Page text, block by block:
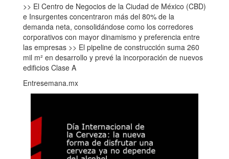
>> El Centro de Negocios de la Ciudad de México (CBD)
e Insurgentes concentraron más del 80% de la
demanda neta, consolidándose como los corredores
corporativos con mayor dinamismo y preferencia entre
las empresas >> El pipeline de construcción suma 260
mil m² en desarrollo y prevé la incorporación de nuevos
edificios Clase A
Entresemana.mx